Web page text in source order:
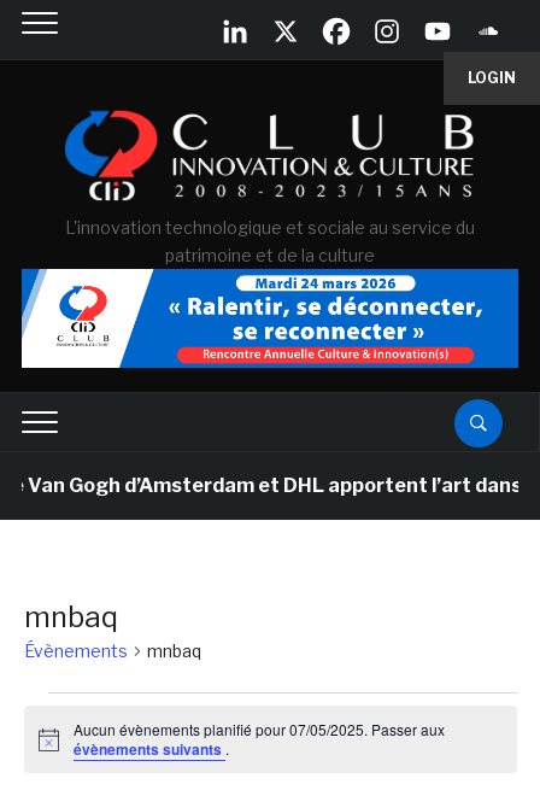
LOGIN
L'innovation technologique et sociale au service du
patrimoine et de la culture
Van Gogh d’Amsterdam et DHL apportent l’art dans
mnbaq
Évènements mnbaq
for
Notice
Aucun évènements planifié pour 07/05/2025. Passer aux
évènements suivants .